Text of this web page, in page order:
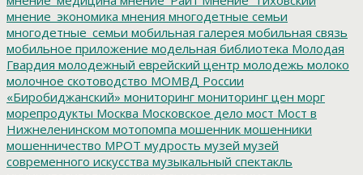
мнение_экономика мнения многодетные семьи
многодетные_семьи мобильная галерея мобильная связь
мобильное приложение модельная библиотека Молодая
Гвардия молодежный еврейский центр молодежь молоко
молочное скотоводство МОМВД России
«Биробиджанский» мониторинг мониторинг цен морг
морепродукты Москва Московское дело мост Мост в
Нижнеленинском мотопомпа мошенник мошенники
мошенничество МРОТ мудрость музей музей
современного искусства музыкальный спектакль